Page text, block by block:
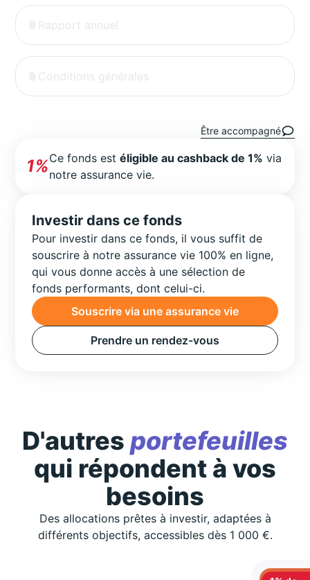
Rapport annuel
Conditions générales
Être accompagné
1%Ce fonds estéligible au cashback de 1% via
notre assurance vie.
Investir dans ce fonds
Pour investir dans ce fonds, il vous suffit de
souscrire à notre assurance vie 100% en ligne,
qui vous donne accès à une sélection de
fonds performants, dont celui-ci.
Souscrire via une assurance vie
Prendre un rendez-vous
D'autres portefeuilles
qui répondent à vos
besoins
Des allocations prêtes à investir, adaptées à
différents objectifs, accessibles dès 1 000 €.